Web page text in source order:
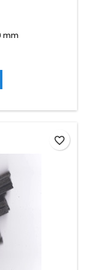
mm
favorite_border